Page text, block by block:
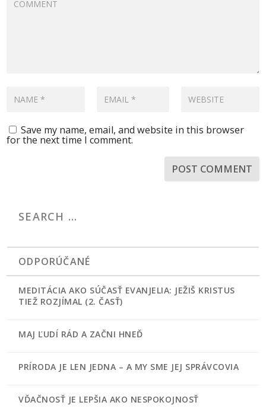
Save my name, email, and website in this browser
for the next time I comment.
ODPORÚČANÉ
MEDITÁCIA AKO SÚČASŤ EVANJELIA: JEŽIŠ KRISTUS
TIEŽ ROZJÍMAL (2. ČASŤ)
MAJ ĽUDÍ RÁD A ZAČNI HNEĎ
PRÍRODA JE LEN JEDNA – A MY SME JEJ SPRÁVCOVIA
VĎAČNOSŤ JE LEPŠIA AKO NESPOKOJNOSŤ